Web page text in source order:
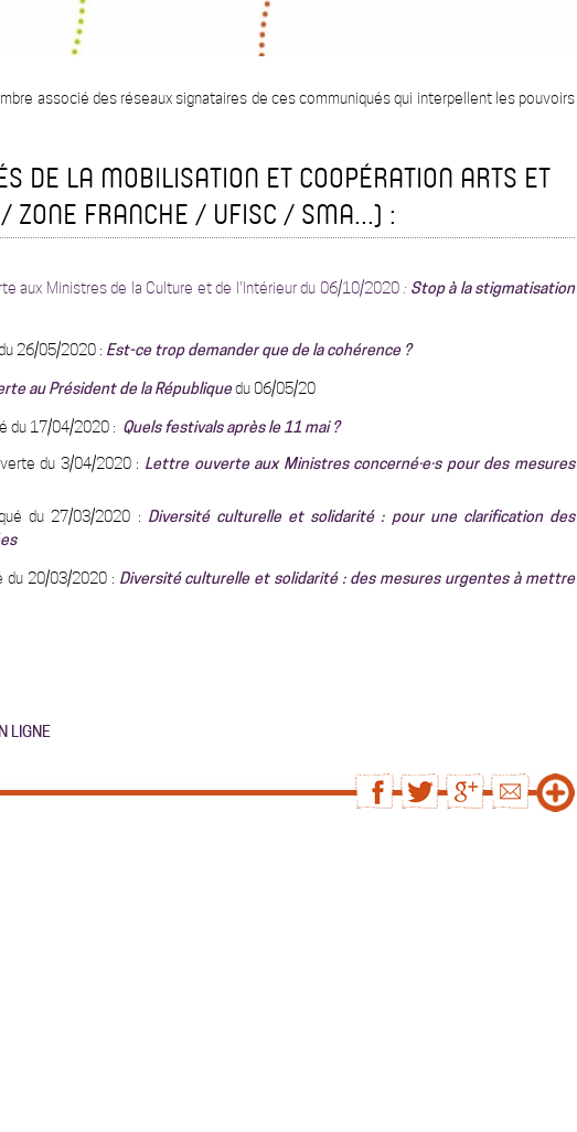
associé des réseaux signataires de ces communiqués qui interpellent les pouvoirs
DE LA MOBILISATION ET COOPÉRATION ARTS ET
ZONE FRANCHE / UFISC / SMA...) :
aux Ministres de la Culture et de l'Intérieur du 06/10/2020 : Stop à la stigmatisation
26/05/2020 : Est-ce trop demander que de la cohérence ?
au Président de la Républiquedu 06/05/20
du 17/04/2020 : Quels festivals après le 11 mai ?
du 3/04/2020 : Lettre ouverte aux Ministres concerné·e·s pour des mesures
du 27/03/2020 : Diversité culturelle et solidarité : pour une clarification des
du 20/03/2020 : Diversité culturelle et solidarité : des mesures urgentes à mettre
LIGNE